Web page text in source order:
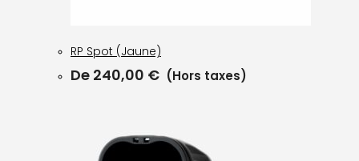
RP Spot (Jaune)
De 240,00 € (Hors taxes)